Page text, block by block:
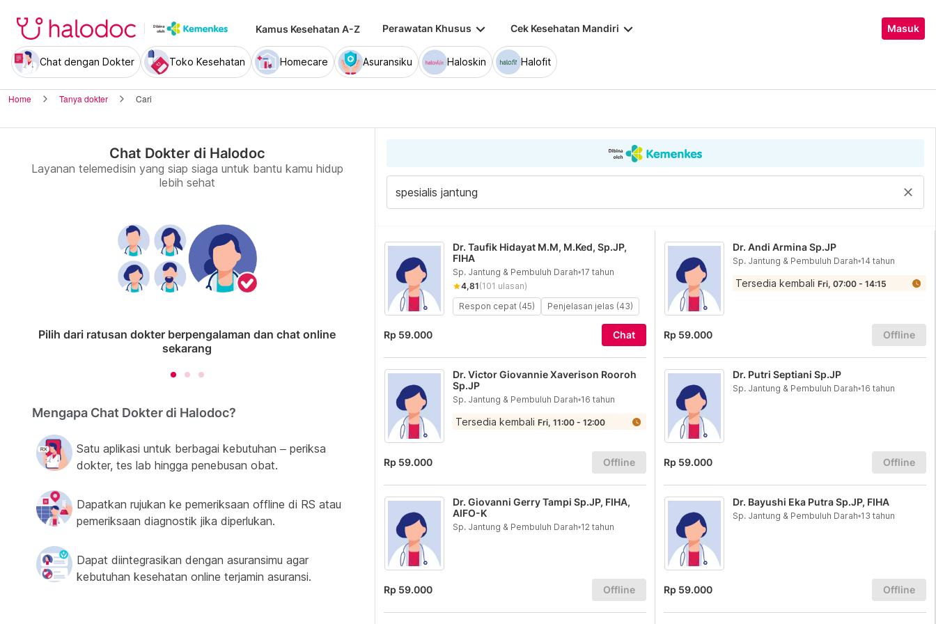
Kamus Kesehatan A-Z Perawatan Khusus keyboard_arrow_down Cek Kesehatan Mandiri keyboard_arrow_down Masuk
Chat dengan Dokter Toko Kesehatan Homecare Asuransiku Haloskin Halofit
Home Tanya dokter Cari
Chat Dokter di Halodoc
Layanan telemedisin yang siap siaga untuk bantu kamu hidup
lebih sehat
Pilih dari ratusan dokter berpengalaman dan chat online
sekarang
Mengapa Chat Dokter di Halodoc?
Satu aplikasi untuk berbagai kebutuhan – periksa
dokter, tes lab hingga penebusan obat.
Dapatkan rujukan ke pemeriksaan offline di RS atau
pemeriksaan diagnostik jika diperlukan.
Dapat diintegrasikan dengan asuransimu agar
kebutuhan kesehatan online terjamin asuransi.
close
Dr. Taufik Hidayat M.M, M.Ked, Sp.JP,
FIHA
Sp. Jantung & Pembuluh Darah•17 tahun
4,81(101 ulasan)
Respon cepat (45)
Penjelasan jelas (43)
Rp 59.000 Chat
Dr. Andi Armina Sp.JP
Sp. Jantung & Pembuluh Darah•14 tahun
Tersedia kembali Fri, 07:00 - 14:15
Rp 59.000 Offline
Dr. Victor Giovannie Xaverison Rooroh
Sp.JP
Sp. Jantung & Pembuluh Darah•16 tahun
Tersedia kembali Fri, 11:00 - 12:00
Rp 59.000 Offline
Dr. Putri Septiani Sp.JP
Sp. Jantung & Pembuluh Darah•16 tahun
Rp 59.000 Offline
Dr. Giovanni Gerry Tampi Sp.JP, FIHA,
AIFO-K
Sp. Jantung & Pembuluh Darah•12 tahun
Rp 59.000 Offline
Dr. Bayushi Eka Putra Sp.JP, FIHA
Sp. Jantung & Pembuluh Darah•13 tahun
Rp 59.000 Offline